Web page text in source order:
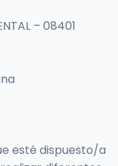
– 08401
esté dispuesto/a